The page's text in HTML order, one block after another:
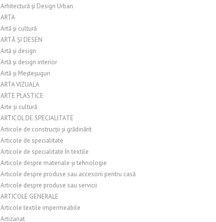
Arhitectură și Design Urban
ARTA
Artă și cultură
ARTĂ ȘI DESEN
Artă și design
Artă și design interior
Artă și Meșteșuguri
ARTA VIZUALA
ARTE PLASTICE
Arte și cultură
ARTICOL DE SPECIALITATE
Articole de construcții și grădinărit
Articole de specialitate
Articole de specialitate în textile
Articole despre materiale și tehnologie
Articole despre produse sau accesorii pentru casă
Articole despre produse sau servicii
ARTICOLE GENERALE
Articole textile impermeabile
Artizanat